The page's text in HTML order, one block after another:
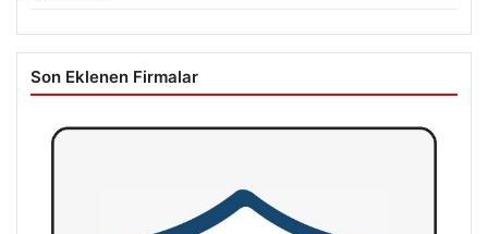
Son Eklenen Firmalar